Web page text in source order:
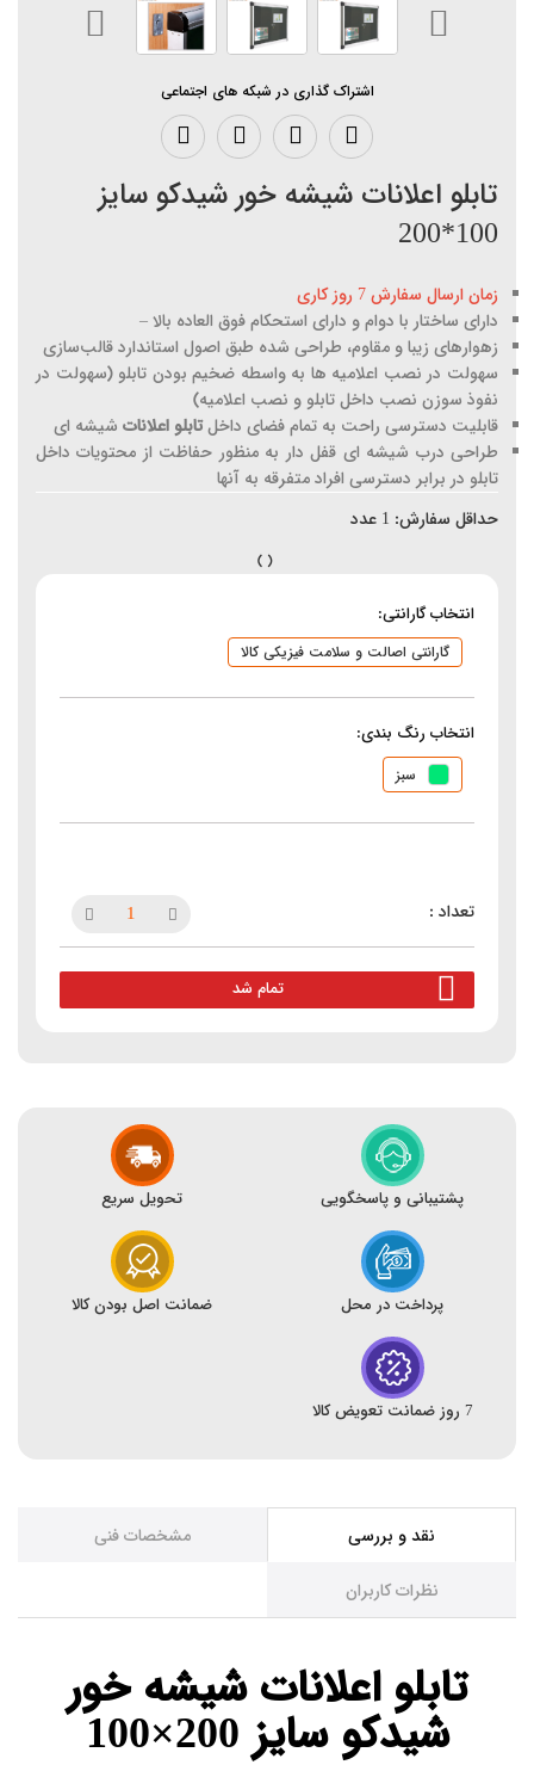
اشتراک گذاری در شبکه های اجتماعی
تابلو اعلانات شیشه خور شیدکو سایز
100*200
زمان ارسال سفارش 7 روز کاری
دارای ساختار با دوام و دارای استحکام فوق العاده بالا –
زهوارهای زیبا و مقاوم، طراحی شده طبق اصول استاندارد قالب‌سازی
سهولت در نصب اعلامیه ها به واسطه ضخیم بودن تابلو (سهولت در
نفوذ سوزن نصب داخل تابلو و نصب اعلامیه)
قابلیت دسترسی راحت به تمام فضای داخلتابلو اعلانات شیشه ای
طراحی درب شیشه ای قفل دار به منظور حفاظت از محتویات داخل
تابلو در برابر دسترسی افراد متفرقه به آنها
حداقل سفارش: 1 عدد
انتخاب گارانتی:
گارانتی اصالت و سلامت فیزیکی کالا
انتخاب رنگ بندی:
سبز
تمام شد
پشتیبانی و پاسخگویی تحویل سریع
پرداخت در محل ضمانت اصل بودن کالا
7 روز ضمانت تعویض کالا
نقد و بررسی مشخصات فنی
نظرات کاربران
تابلو اعلانات شیشه خور
شیدکو سایز 200×100